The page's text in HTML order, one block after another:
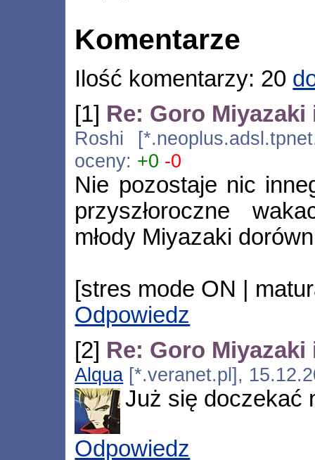
Komentarze
Ilość komentarzy: 20
[1] Re: Goro Miyazaki
Roshi
oceny: +0 -0
Nie pozostaje nic
przyszłoroczne
młody Miyazaki
[stres mode ON |
Odpowiedz
[2] Re: Goro Miyazaki
Alqua [*.veranet.pl],
Już się doczekać
Odpowiedz